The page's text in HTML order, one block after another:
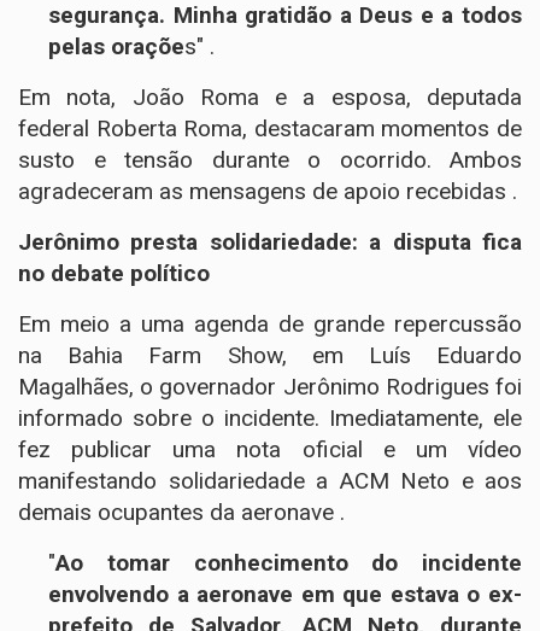
segurança. Minha gratidão a Deus e a todos
pelas orações" .
Em nota, João Roma e a esposa, deputada
federal Roberta Roma, destacaram momentos de
susto e tensão durante o ocorrido. Ambos
agradeceram as mensagens de apoio recebidas .
Jerônimo presta solidariedade: a disputa fica
no debate político
Em meio a uma agenda de grande repercussão
na Bahia Farm Show, em Luís Eduardo
Magalhães, o governador Jerônimo Rodrigues foi
informado sobre o incidente. Imediatamente, ele
fez publicar uma nota oficial e um vídeo
manifestando solidariedade a ACM Neto e aos
demais ocupantes da aeronave .
"Ao tomar conhecimento do incidente
envolvendo a aeronave em que estava o ex-